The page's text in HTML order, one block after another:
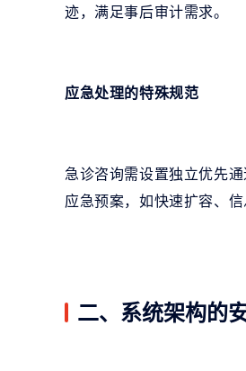
迹，满足事后审计需求。
应急处理的特殊规范
急诊咨询需设置独立优先
应急预案，如快速扩容、
二、系统架构的